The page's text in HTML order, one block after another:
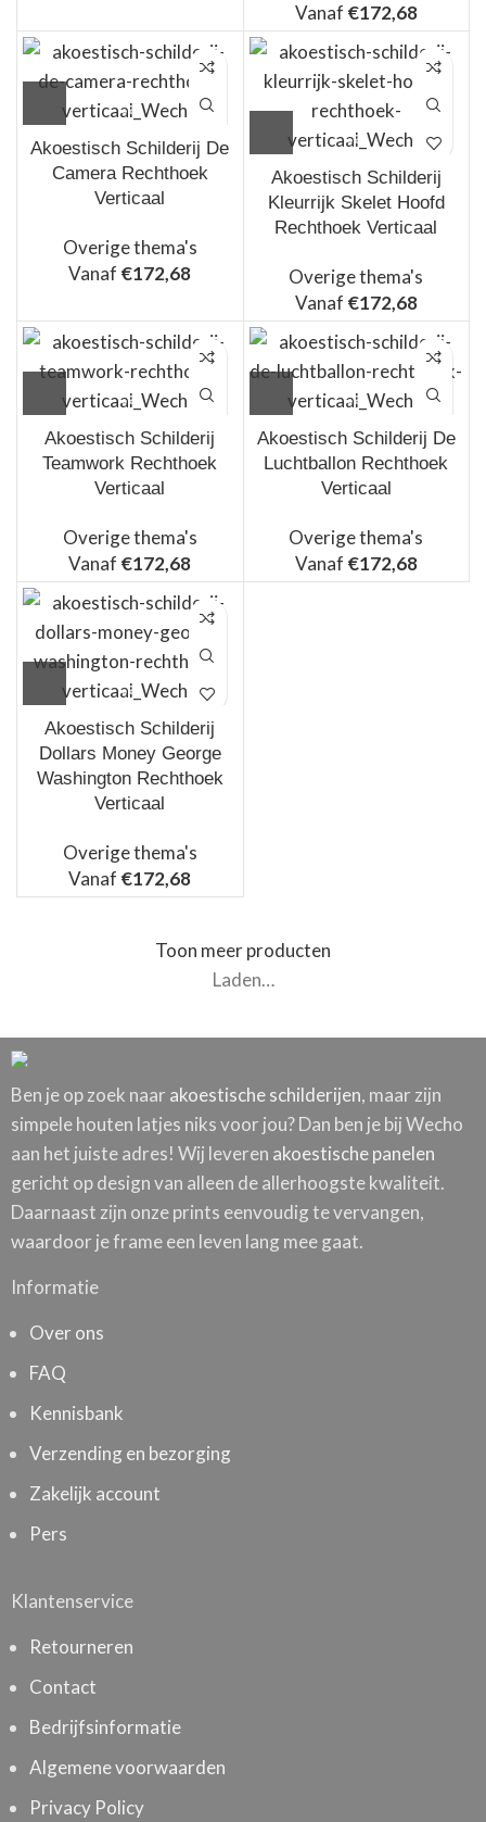
Vanaf €172,68
Akoestisch Schilderij De
Camera Rechthoek
Verticaal
Overige thema's
Vanaf €172,68
Akoestisch Schilderij
Kleurrijk Skelet Hoofd
Rechthoek Verticaal
Overige thema's
Vanaf €172,68
Akoestisch Schilderij
Teamwork Rechthoek
Verticaal
Overige thema's
Vanaf €172,68
Akoestisch Schilderij De
Luchtballon Rechthoek
Verticaal
Overige thema's
Vanaf €172,68
Akoestisch Schilderij
Dollars Money George
Washington Rechthoek
Verticaal
Overige thema's
Vanaf €172,68
Toon meer producten
Laden…
Ben je op zoek naar akoestische schilderijen, maar zijn
simpele houten latjes niks voor jou? Dan ben je bij Wecho
aan het juiste adres! Wij leveren akoestische panelen
gericht op design van alleen de allerhoogste kwaliteit.
Daarnaast zijn onze prints eenvoudig te vervangen,
waardoor je frame een leven lang mee gaat.
Informatie
Over ons
FAQ
Kennisbank
Verzending en bezorging
Zakelijk account
Pers
Klantenservice
Retourneren
Contact
Bedrijfsinformatie
Algemene voorwaarden
Privacy Policy